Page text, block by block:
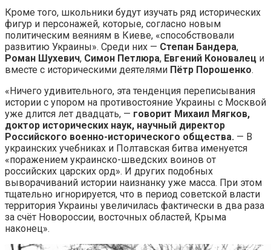
Кроме того, школьники будут изучать ряд исторических
фигур и персонажей, которые, согласно новым
политическим веяниям в Киеве, «способствовали
развитию Украины». Среди них — Степан Бандера,
Роман Шухевич, Симон Петлюра, Евгений Коновалец и
вместе с историческими деятелями Пётр Порошенко.
«Ничего удивительного, эта тенденция переписывания
истории с упором на противостояние Украины с Москвой
уже длится лет двадцать, — говорит Михаил Мягков,
доктор исторических наук, научный директор
Российского военно-исторического общества. — В
украинских учебниках и Полтавская битва именуется
«поражением украинско-шведских воинов от
российских царских орд». И других подобных
выворачиваний истории наизнанку уже масса. При этом
тщательно игнорируется, что в период советской власти
территория Украины увеличилась фактически в два раза
за счёт Новороссии, восточных областей, Крыма
наконец».